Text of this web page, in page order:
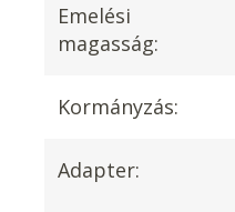
Emelési
magasság:
Kormányzás:
Adapter: